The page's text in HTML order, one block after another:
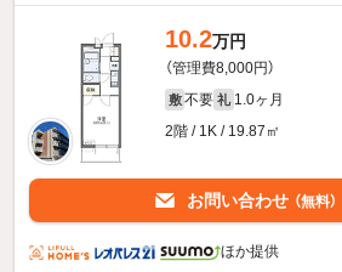
10.2万円
（管理費8,000円）
敷 不要 礼 1.0ヶ月
2階 / 1K / 19.87㎡
お問い合わせ （無料）
ほか提供